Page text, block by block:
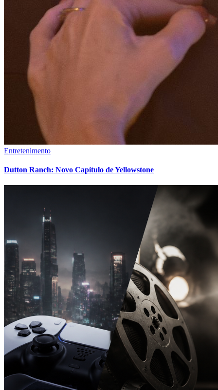
Entretenimento
Dutton Ranch: Novo Capítulo de Yellowstone